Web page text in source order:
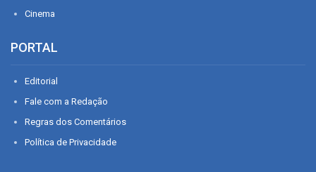
Cinema
PORTAL
Editorial
Fale com a Redação
Regras dos Comentários
Política de Privacidade